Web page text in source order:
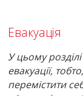
Евакуація
У цьому
евакуації,
перемістити